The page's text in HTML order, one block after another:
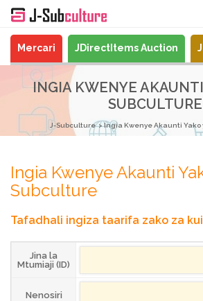
Mercari JDirectItems Auction
INGIA KWENYE AKAUNTI
SUBCULTURE
J-Subculture Ingia Kwenye Akaunti Yako
Ingia Kwenye Akaunti
Subculture
Tafadhali ingiza taarifa zako za
Jina la
Mtumiaji (ID)
Nenosiri